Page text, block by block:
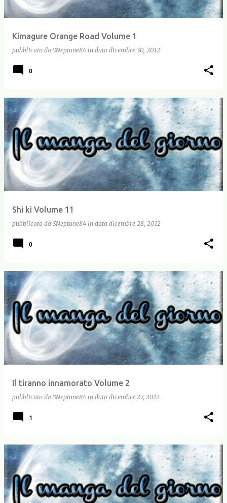
Kimagure Orange Road Volume 1
pubblicato da SNeptune84 in data dicembre 30, 2012
0
Shi ki Volume 11
pubblicato da SNeptune84 in data dicembre 28, 2012
0
Il tiranno innamorato Volume 2
pubblicato da SNeptune84 in data dicembre 27, 2012
1